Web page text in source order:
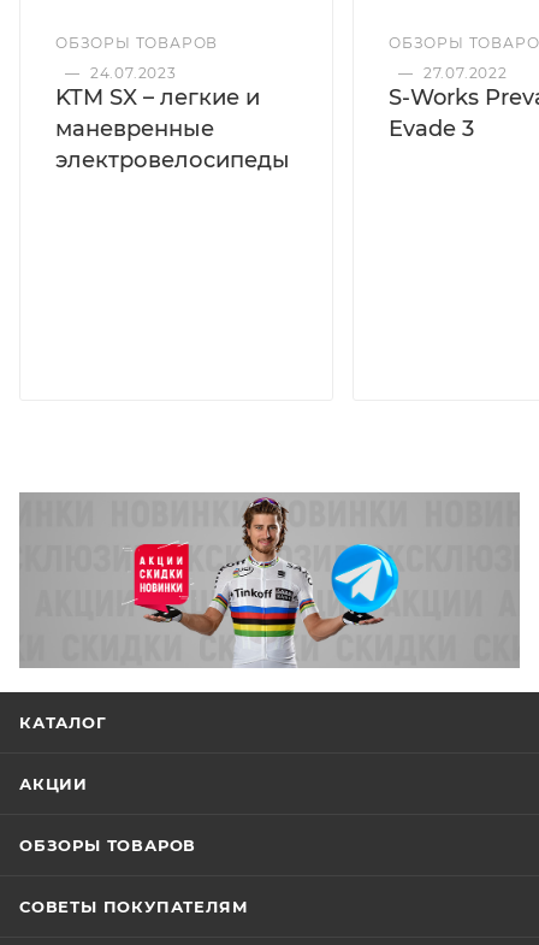
ОБЗОРЫ ТОВАРОВ
— 24.07.2023
KTM SX – легкие и
маневренные
электровелосипеды
ОБЗОРЫ
— 27.07.2022
S-Works
Evade 3
КАТАЛОГ
АКЦИИ
ОБЗОРЫ ТОВАРОВ
СОВЕТЫ ПОКУПАТЕЛЯМ